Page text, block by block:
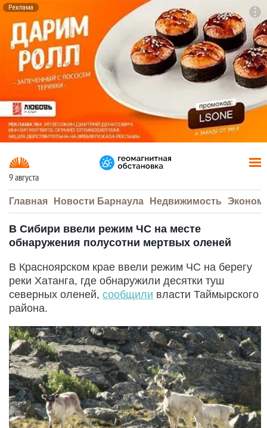
Реклама
9 августа
Главная Новости Барнаула Недвижимость
В Сибири ввели режим ЧС на месте
обнаружения полусотни мертвых оленей
В Красноярском крае ввели режим ЧС на берегу
реки Хатанга, где обнаружили десятки туш
северных оленей, сообщили власти Таймырского
района.